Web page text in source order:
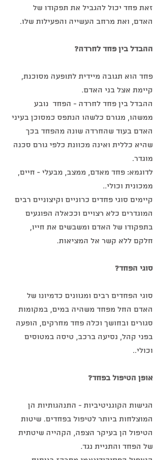
זאת פחד יכול להגביל את תפקודו של
האדם, ואת מרחב העשייה והפעילות שלו.
ההבדל בין פחד לחרדה?
פחד הוא תגובה מיידית לתופעה מסוכנת,
קיימת אצל בני האדם.
ההבדל בין פחד לחרדה - הפחד  נובע
ממשהו, מגורם כלשהו הנתפס כמסוכן בעיני
האדם בעוד שהחרדה שונה מהפחד בכך
שהיא כללית ואינה מכוונת כלפי גורם סכנה
מוגדר.
לדוגמא: פחד מאדם, ממצב, מבעלי - חיים,
ממכונית וכולי..
קיימים סוגי פחדים כרוניים וקיצוניים רבים
המוגדרים כלא רצויים וככאלה הפוגעים
בתפקודו של האדם ומשבשים את חייו,
חלקם ללא קשר אל המציאות.
סוגי הפחד?
סוגי הפחדים רבים ומגוונים כדמיונו של
האדם החל מפחד משהיה במים, במקומות
סגורים ובחושך וכלה פחד מחרקים, הופעה
בפני קהל, נסיעה ברכב, טיסה במטוסים
וכולי..
אופן הטיפול בפחד?
הגישות הקוגניטיביות - התנהגותיות הן
המוצלחות ביותר לטיפול בפחדים. שיטות
הטיפול הן בעיקר הצפה, הקהייה שיטתית
של הפחד והתניית נגד.